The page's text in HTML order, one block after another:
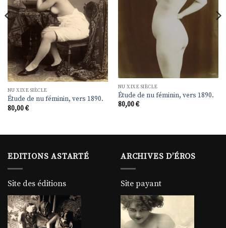
NU XIXE SIÈCLE
Étude de nu féminin, vers 1890.
80,00€
NU XIXE SIÈCLE
Étude de nu féminin, vers 1890.
80,00€
EDITIONS ASTARTÉ
Site des éditions
ARCHIVES D’ÉROS
Site payant